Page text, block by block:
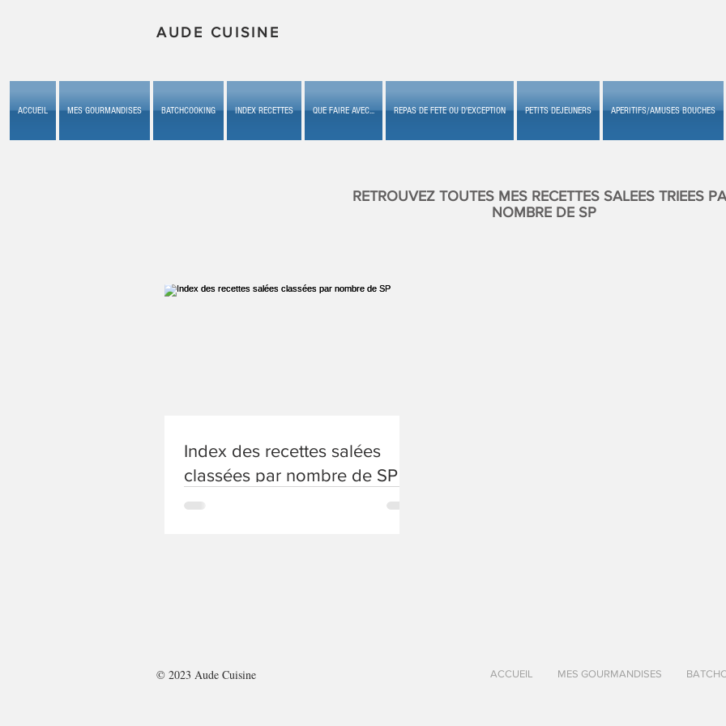
AUDE CUISINE
ACCUEIL MES GOURMANDISES BATCHCOOKING INDEX RECETTES QUE FAIRE AVEC... REPAS DE FETE OU D'EXCEPTION PETITS DEJEUNERS APERITIFS/AMUSES BOUCHES
RETROUVEZ TOUTES MES RECETTES SALEES TRIEES
NOMBRE DE SP
Index des recettes salées
classées par nombre de SP
© 2023 Aude Cuisine ACCUEIL MES GOURMANDISES